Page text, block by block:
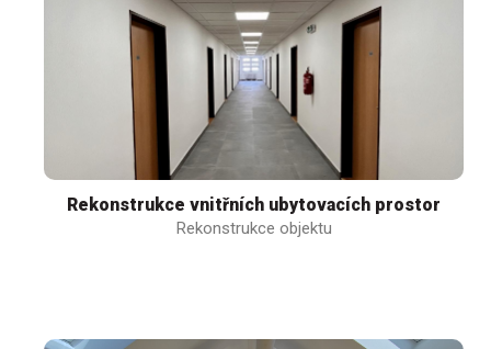
Rekonstrukce vnitřních ubytovacích prostor
Rekonstrukce objektu